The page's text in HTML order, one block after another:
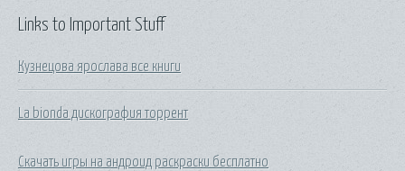
Links to Important Stuff
Кузнецова ярослава все книги
La bionda дискография торрент
Скачать игры на андроид раскраски бесплатно